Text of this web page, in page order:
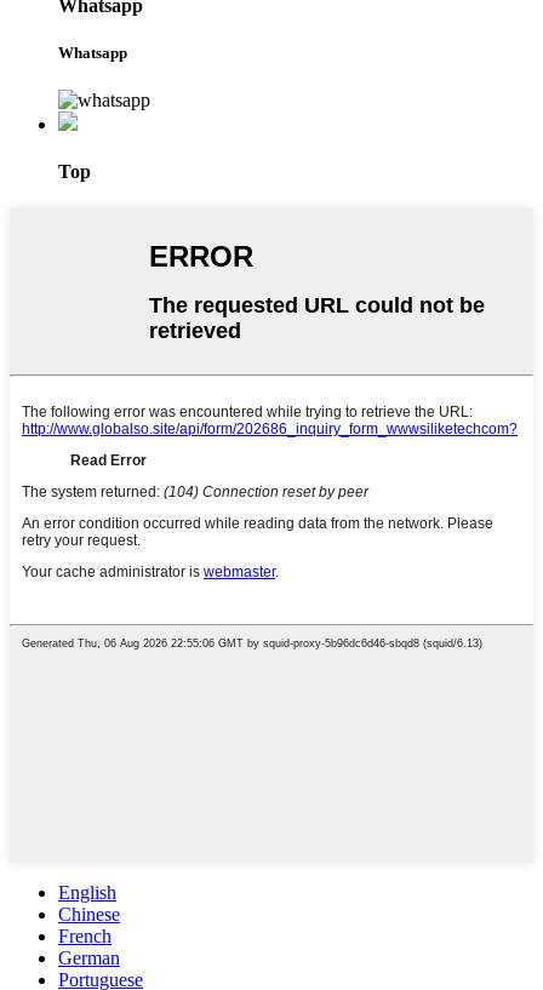
Whatsapp
Whatsapp
Top
English
Chinese
French
German
Portuguese